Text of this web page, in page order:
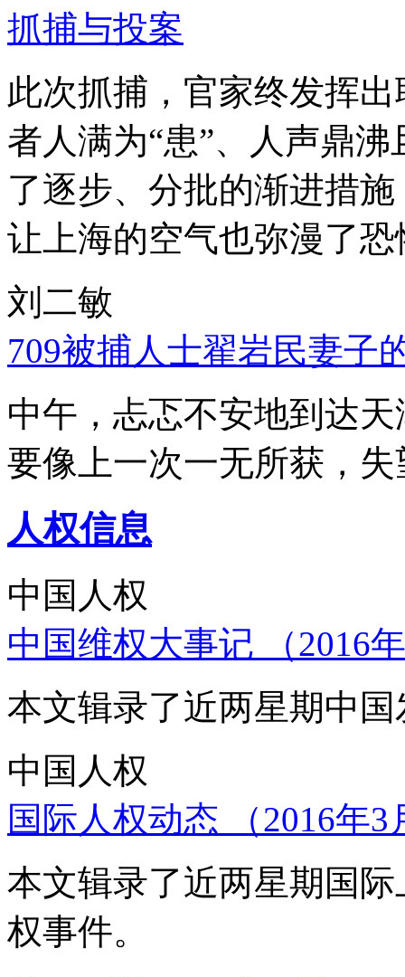
抓捕与投案
此次抓捕，官家终发挥
者人满为“患”、人声鼎
了逐步、分批的渐进措
让上海的空气也弥漫了
刘二敏
709被捕人士翟岩民妻子
中午，忐忑不安地到达
要像上一次一无所获，
人权信息
中国人权
中国维权大事记 （2016
本文辑录了近两星期中
中国人权
国际人权动态 （2016年
本文辑录了近两星期国
权事件。